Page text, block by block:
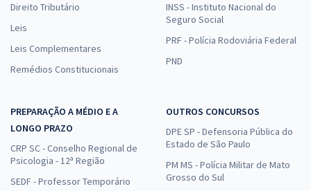
Direito Tributário
Leis
Leis Complementares
Remédios Constitucionais
INSS - Instituto Nacional do
Seguro Social
PRF - Polícia Rodoviária Federal
PND
PREPARAÇÃO A MÉDIO E A
LONGO PRAZO
CRP SC - Conselho Regional de
Psicologia - 12ª Região
SEDF - Professor Temporário
OUTROS CONCURSOS
DPE SP - Defensoria Pública do
Estado de São Paulo
PM MS - Polícia Militar de Mato
Grosso do Sul